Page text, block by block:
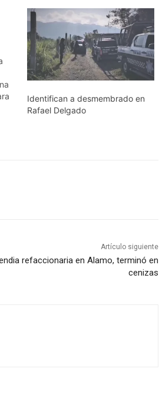
Identifican a desmembrado en
Rafael Delgado
Artículo siguiente
refaccionaria en Alamo, terminó en
cenizas